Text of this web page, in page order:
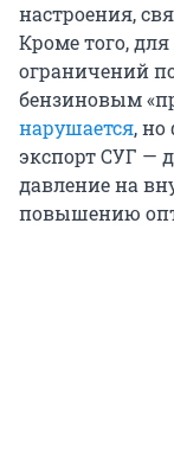
настроения,
Кроме того,
ограничений
бензиновым
нарушается, но
экспорт СУГ —
давление на
повышению